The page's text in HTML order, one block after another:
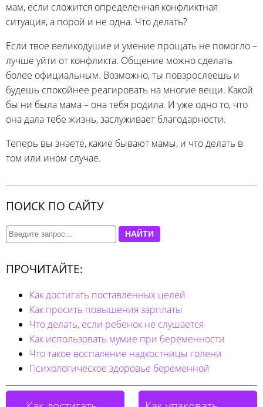
мам, если сложится определенная конфликтная
ситуация, а порой и не одна. Что делать?
Если твое великодушие и умение прощать не помогло –
лучше уйти от конфликта. Общение можно сделать
более официальным. Возможно, ты повзрослеешь и
будешь спокойнее реагировать на многие вещи. Какой
бы ни была мама – она тебя родила. И уже одно то, что
она дала тебе жизнь, заслуживает благодарности.
Теперь вы знаете, какие бывают мамы, и что делать в
том или ином случае.
ПОИСК ПО САЙТУ
НАЙТИ
ПРОЧИТАЙТЕ:
Как достигать поставленных целей
Как просить повышения зарплаты
Что делать, если ребенок не слушается
Как использовать мумие при беременности
Что такое воспаление надкостницы голени
Психологическое здоровье беременной